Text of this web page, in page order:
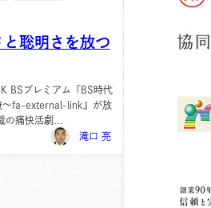
と聡明さを放つ
BSプレミアム「BS時代
〜fa-external-link』が放
の痛快活劇...
滝口 亮